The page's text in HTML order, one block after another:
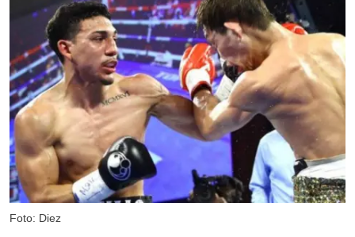
Foto: Diez